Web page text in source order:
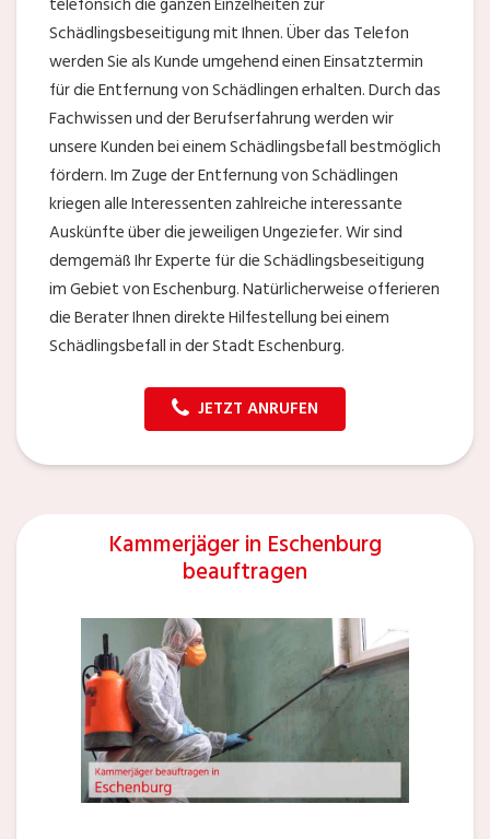
Schädlingsbeseitigung mit Ihnen. Über das Telefon
werden Sie als Kunde umgehend einen Einsatztermin
für die Entfernung von Schädlingen erhalten. Durch das
Fachwissen und der Berufserfahrung werden wir
unsere Kunden bei einem Schädlingsbefall bestmöglich
fördern. Im Zuge der Entfernung von Schädlingen
kriegen alle Interessenten zahlreiche interessante
Auskünfte über die jeweiligen Ungeziefer. Wir sind
demgemäß Ihr Experte für die Schädlingsbeseitigung
im Gebiet von Eschenburg. Natürlicherweise offerieren
die Berater Ihnen direkte Hilfestellung bei einem
Schädlingsbefall in der Stadt Eschenburg.
JETZT ANRUFEN
Kammerjäger in Eschenburg
beauftragen